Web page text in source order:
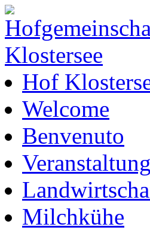
Hof
Welcome
Benvenuto
Milchkühe